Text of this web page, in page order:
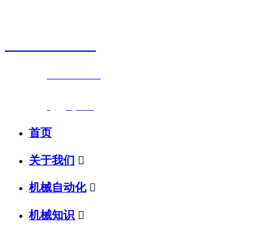
首页
关于我们 
机械自动化 
机械知识 